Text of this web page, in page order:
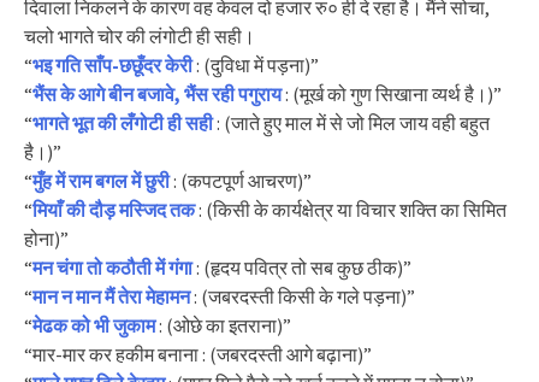
दिवाला निकलने के कारण वह केवल दो हजार रु० ही दे रहा है। मैंने सोचा,
चलो भागते चोर की लंगोटी ही सही।
“भइ गति साँप-छछूँदर केरी: (दुविधा में पड़ना)”
“भैंस के आगे बीन बजावे, भैंस रही पगुराय: (मूर्ख को गुण सिखाना व्यर्थ है।)”
“भागते भूत की लँगोटी ही सही: (जाते हुए माल में से जो मिल जाय वही बहुत
है।)”
“मुँह में राम बगल में छुरी: (कपटपूर्ण आचरण)”
“मियाँ की दौड़ मस्जिद तक: (किसी के कार्यक्षेत्र या विचार शक्ति का सिमित
होना)”
“मन चंगा तो कठौती में गंगा: (हृदय पवित्र तो सब कुछ ठीक)”
“मान न मान मैं तेरा मेहामन: (जबरदस्ती किसी के गले पड़ना)”
“मेढक को भी जुकाम: (ओछे का इतराना)”
“मार-मार कर हकीम बनाना : (जबरदस्ती आगे बढ़ाना)”